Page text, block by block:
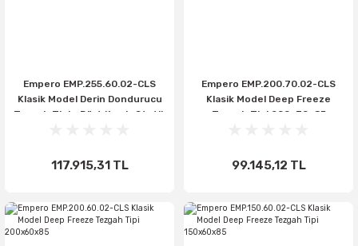
Empero EMP.255.60.02-CLS
Klasik Model Derin Dondurucu
Tezgah Tipi - Dört Kapılı, Statik
117.915,31 TL
Empero EMP.200.70.02-CLS
Klasik Model Deep Freeze
Tezgah Tipi 200x70x85
99.145,12 TL